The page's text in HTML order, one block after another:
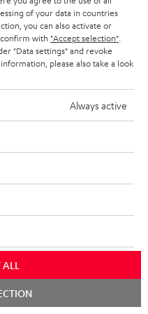
hautnah und lass dich
Kann nicht in
untersagt. Der Gutschein verliert
genauen Bedingungen
of your data in countries
you can also activate or
with "Accept selection"
"Data settings" and revoke
please also take a look
Always active